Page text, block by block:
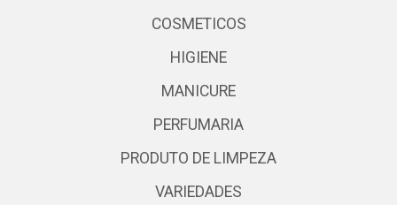
COSMETICOS
HIGIENE
MANICURE
PERFUMARIA
PRODUTO DE LIMPEZA
VARIEDADES